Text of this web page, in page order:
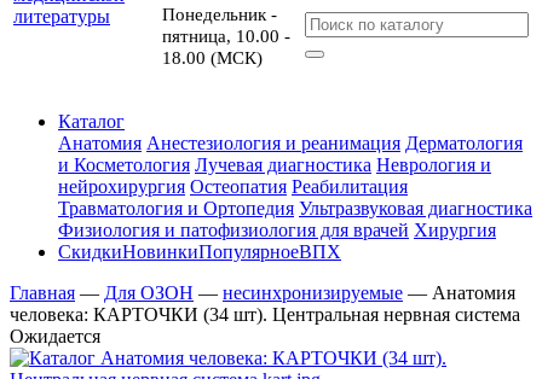
Понедельник -
пятница, 10.00 -
18.00 (МСК)
Каталог
Анатомия Анестезиология и реанимация Дерматология
и Косметология Лучевая диагностика Неврология и
нейрохирургия Остеопатия Реабилитация
Травматология и Ортопедия Ультразвуковая диагностика
Физиология и патофизиология для врачей Хирургия
СкидкиНовинкиПопулярноеВПХ
Главная — Для ОЗОН — несинхронизируемые — Анатомия
человека: КАРТОЧКИ (34 шт). Центральная нервная система
Ожидается